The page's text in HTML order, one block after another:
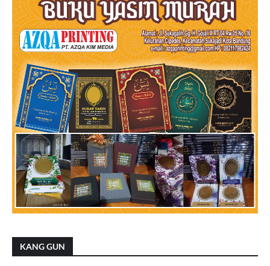
KANG GUN